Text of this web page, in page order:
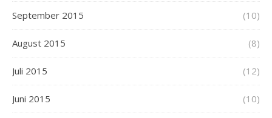
September 2015 (10)
August 2015 (8)
Juli 2015 (12)
Juni 2015 (10)